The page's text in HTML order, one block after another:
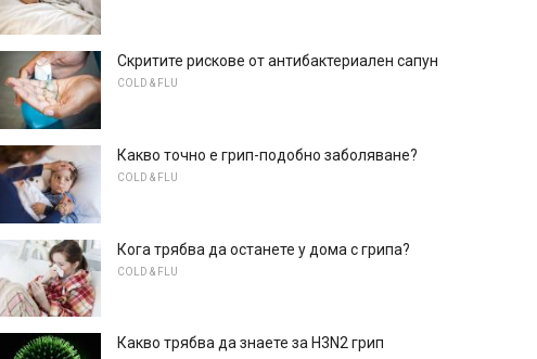
Скритите рискове от антибактериален сапун
COLD & FLU
Какво точно е грип-подобно заболяване?
COLD & FLU
Кога трябва да останете у дома с грипа?
COLD & FLU
Какво трябва да знаете за H3N2 грип